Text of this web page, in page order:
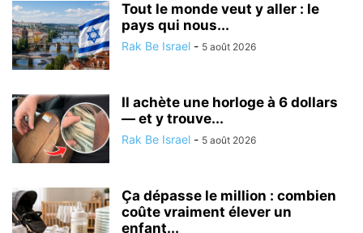
Tout le monde veut y aller : le
pays qui nous...
Rak Be Israel - 5 août 2026
Il achète une horloge à 6 dollars
— et y trouve...
Rak Be Israel - 5 août 2026
Ça dépasse le million : combien
coûte vraiment élever un
enfant...